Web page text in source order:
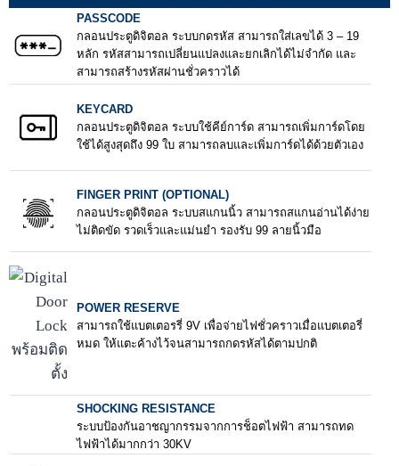
PASSCODE
กลอนประตูดิจิตอล ระบบกดรหัส สามารถใส่เลขได้ 3 – 19
หลัก รหัสสามารถเปลี่ยนแปลงและยกเลิกได้ไม่จำกัด และ
สามารถสร้างรหัสผ่านชั่วคราวได้
KEYCARD
กลอนประตูดิจิตอล ระบบใช้คีย์การ์ด สามารถเพิ่มการ์ดโดย
ใช้ได้สูงสุดถึง 99 ใบ สามารถลบและเพิ่มการ์ดได้ด้วยตัวเอง
FINGER PRINT (OPTIONAL)
กลอนประตูดิจิตอล ระบบสแกนนิ้ว สามารถสแกนอ่านได้ง่าย
ไม่ติดขัด รวดเร็วและแม่นยำ รองรับ 99 ลายนิ้วมือ
POWER RESERVE
สามารถใช้แบตเตอรรี่ 9V เพื่อจ่ายไฟชั่วคราวเมื่อแบตเตอรี่
หมด ให้แตะค้างไว้จนสามารถกดรหัสได้ตามปกติ
SHOCKING RESISTANCE
ระบบป้องกันอาชญากรรมจากการช็อตไฟฟ้า สามารถทด
ไฟฟ้าได้มากกว่า 30KV